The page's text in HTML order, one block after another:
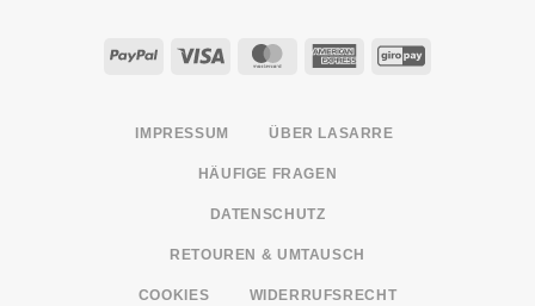
PayPal Visa MasterCardAmericanGiroPay
IMPRESSUM ÜBER LASARRE
HÄUFIGE FRAGEN
DATENSCHUTZ
RETOUREN & UMTAUSCH
COOKIES WIDERRUFSRECHT